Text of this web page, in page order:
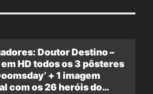
Doutor Destino –
HD todos os 3 pôsteres
+ 1 imagem
com os 26 heróis do